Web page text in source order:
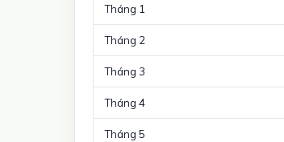
Tháng 1
Tháng 2
Tháng 3
Tháng 4
Tháng 5